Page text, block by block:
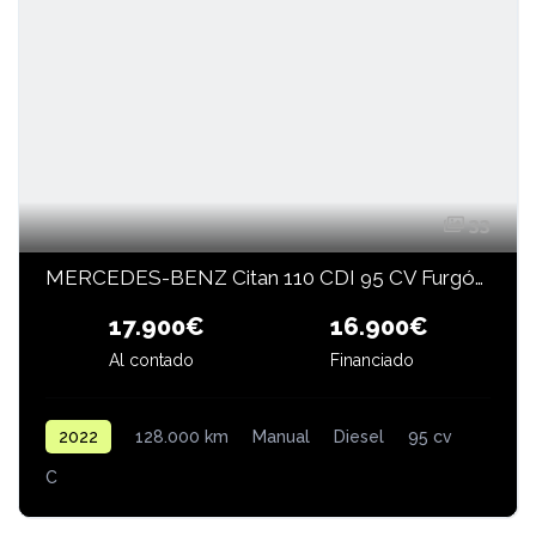
33
MERCEDES-BENZ Citan 110 CDI 95 CV Furgón Base Largo
17.900€
Al contado
16.900€
Financiado
2022 128.000 km Manual Diesel 95 cv
C